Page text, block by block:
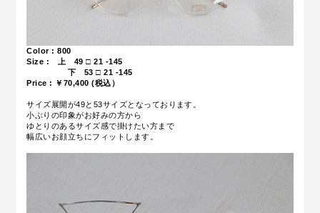
Color : 800
Size : 上 49 □ 21 -145
下 53 □ 21 -145
Price : ￥70,400 (税込）
サイズ展開が49と53サイズとなっております。
小ぶりの印象がお好みの方から
ゆとりのあるサイズ感で掛けたい方まで
幅広いお顔立ちにフィットします。